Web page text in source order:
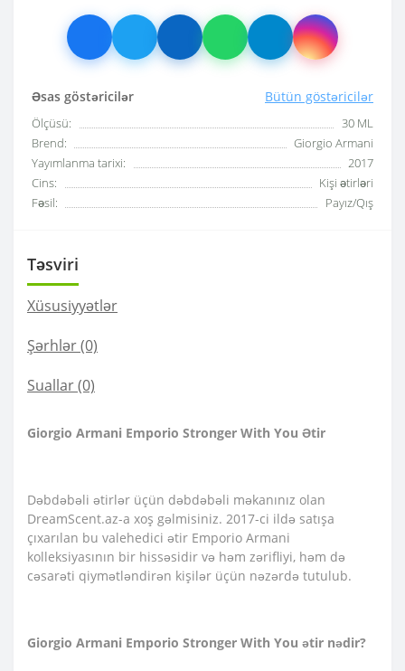
Əsas göstəricilər Bütün göstəricilər
Ölçüsü:
30 ML
Brend:
Giorgio Armani
Yayımlanma tarixi:
2017
Cins:
Kişi ətirləri
Fəsil:
Payız/Qış
Təsviri
Xüsusiyyətlər
Şərhlər (0)
Suallar(0)
Giorgio Armani Emporio Stronger With You Ətir
Dəbdəbəli ətirlər üçün dəbdəbəli məkanınız olan
DreamScent.az-a xoş gəlmisiniz. 2017-ci ildə satışa
çıxarılan bu valehedici ətir Emporio Armani
kolleksiyasının bir hissəsidir və həm zərifliyi, həm də
cəsarəti qiymətləndirən kişilər üçün nəzərdə tutulub.
Giorgio Armani Emporio Stronger With You ətir nədir?